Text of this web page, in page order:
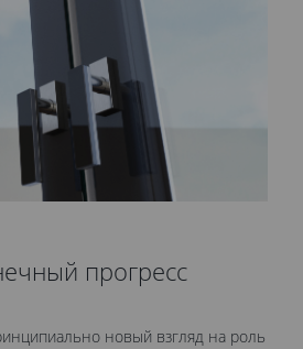
прогресс
новый взгляд на роль